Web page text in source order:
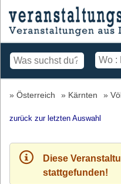
Österreich Kärnten
zurück zur letzten Auswahl
Diese
stattgefunden!